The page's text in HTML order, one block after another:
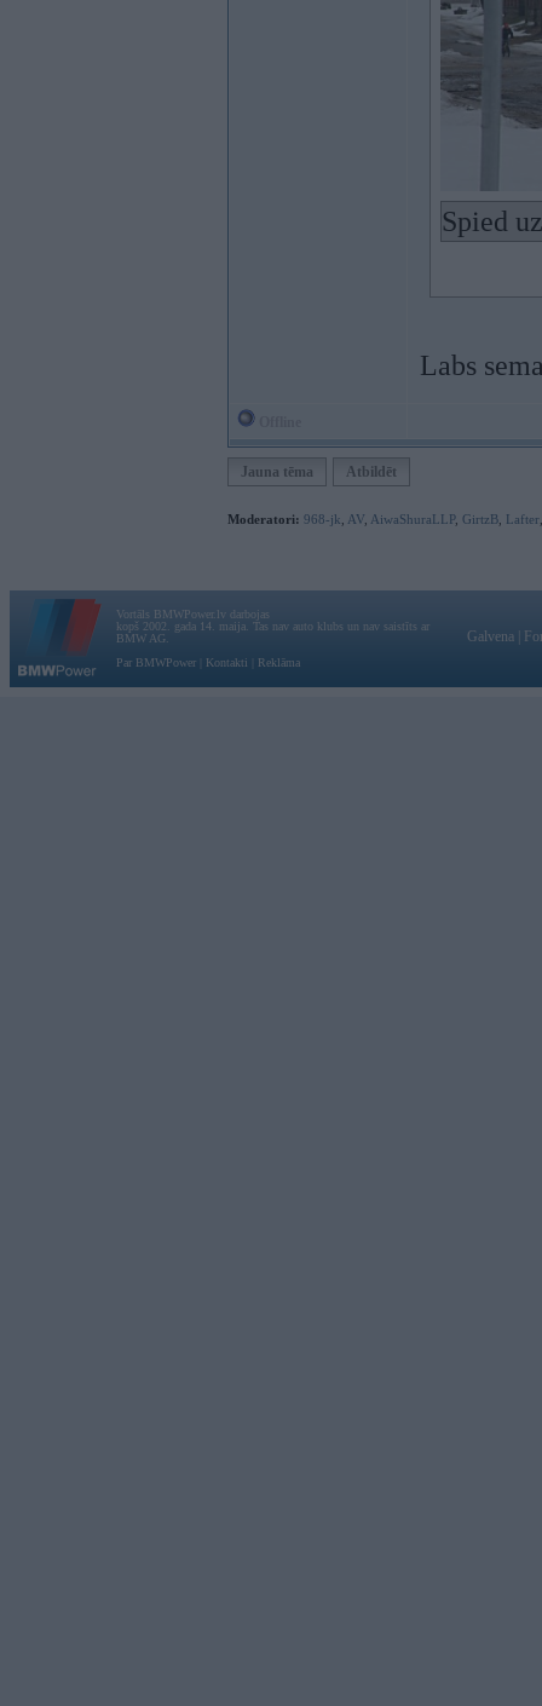
Spied
Labs
Jauna tēma Atbildēt
Moderatori: 968-jk AV AiwaShuraLLP, GirtzB Lafter
Vortāls BMWPower.lv darbojas
kopš 2002. gada 14. maija. Tas nav auto klubs un nav saistīts ar
BMW AG.
Par BMWPower
Kontakti Reklāma
Galvena